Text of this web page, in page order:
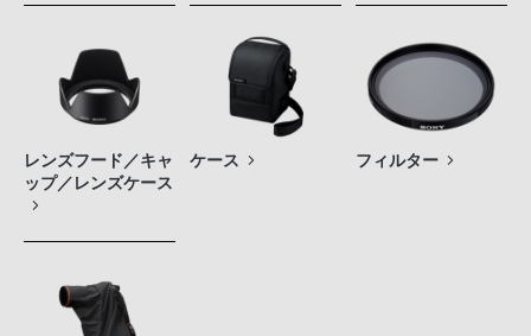
レンズフード／キャ
ップ／レンズケース
ケース フィルター